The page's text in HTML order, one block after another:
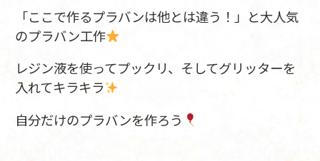
「ここで作るプラバンは他とは違う！」と大人気
のプラバン工作
レジン液を使ってプックリ、そしてグリッターを
入れてキラキラ
自分だけのプラバンを作ろう